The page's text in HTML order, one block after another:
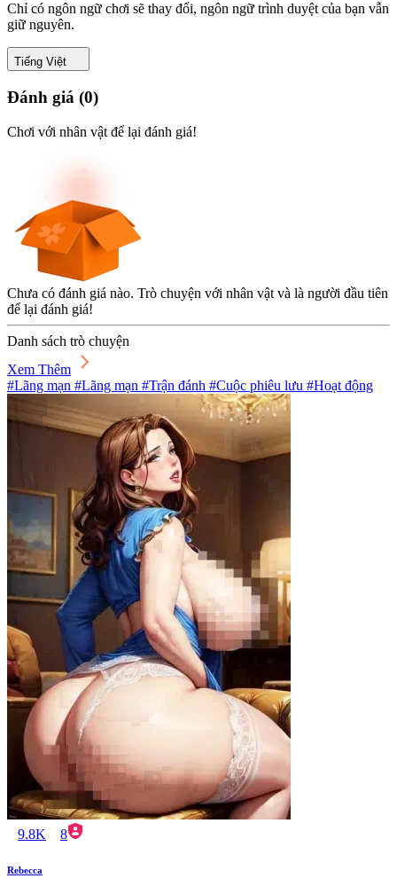
Chỉ có ngôn ngữ chơi sẽ thay đổi, ngôn ngữ trình duyệt của bạn vẫn
giữ nguyên.
Tiếng Việt
Đánh giá (0)
Chơi với nhân vật để lại đánh giá!
Chưa có đánh giá nào. Trò chuyện với nhân vật và là người đầu tiên
để lại đánh giá!
Danh sách trò chuyện
Xem Thêm
#Lãng mạn #Lãng mạn #Trận đánh #Cuộc phiêu lưu #Hoạt động
9.8K 8
Rebecca